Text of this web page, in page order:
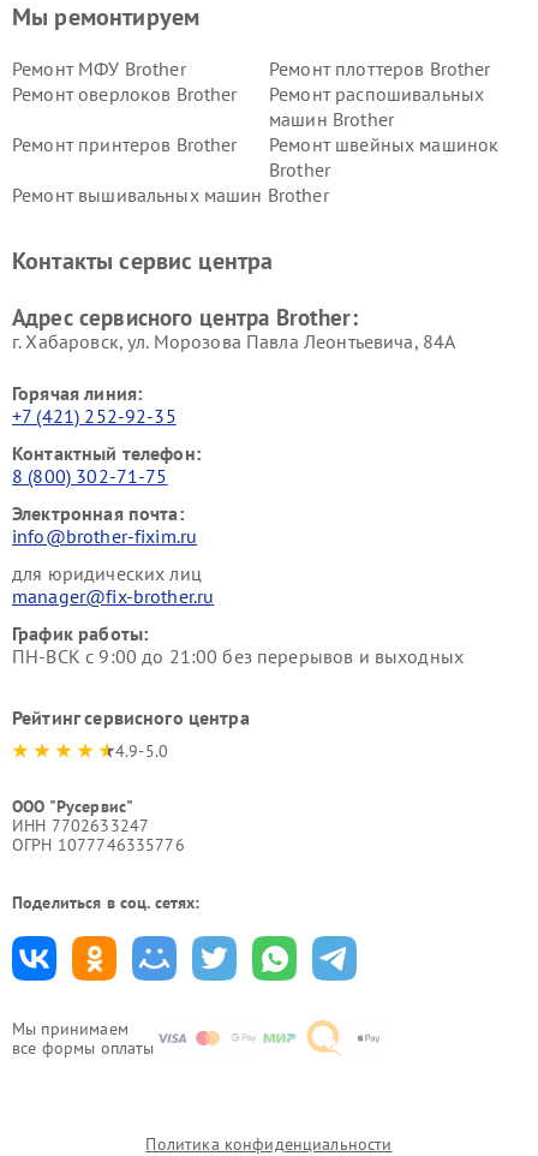
Мы принимаем
все формы оплаты
Мы ремонтируем
Ремонт МФУ Brother
Ремонт плоттеров Brother
Ремонт оверлоков Brother
Ремонт распошивальных
машин Brother
Ремонт принтеров Brother
Ремонт швейных машинок
Brother
Ремонт вышивальных машин Brother
Контакты сервис центра
Адрес сервисного центра Brother:
г. Хабаровск, ул. Морозова Павла Леонтьевича, 84А
Горячая линия:
+7 (421) 252-92-35
Контактный телефон:
8 (800) 302-71-75
Электронная почта:
info@brother-fixim.ru
для юридических лиц
manager@fix-brother.ru
График работы:
ПН-ВСК с 9:00 до 21:00 без перерывов и выходных
Рейтинг сервисного центра
4.9-5.0
ООО "Русервис"
ИНН 7702633247
ОГРН 1077746335776
Поделиться в соц. сетях:
Политика конфиденциальности